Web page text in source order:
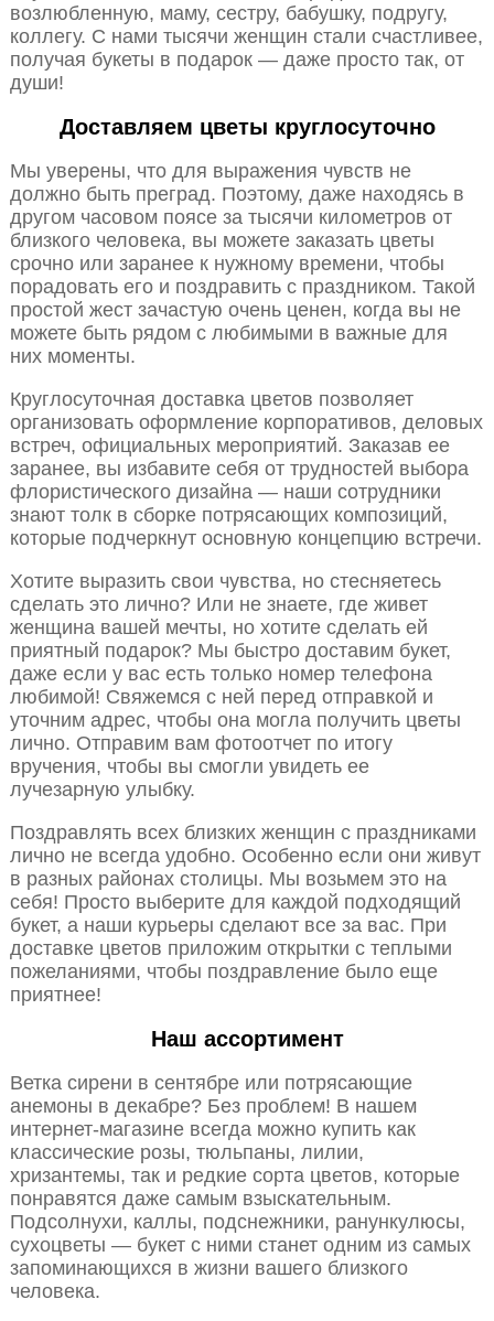
возлюбленную, маму, сестру, бабушку, подругу,
коллегу. С нами тысячи женщин стали счастливее,
получая букеты в подарок — даже просто так, от
души!
Доставляем цветы круглосуточно
Мы уверены, что для выражения чувств не
должно быть преград. Поэтому, даже находясь в
другом часовом поясе за тысячи километров от
близкого человека, вы можете заказать цветы
срочно или заранее к нужному времени, чтобы
порадовать его и поздравить с праздником. Такой
простой жест зачастую очень ценен, когда вы не
можете быть рядом с любимыми в важные для
них моменты.
Круглосуточная доставка цветов позволяет
организовать оформление корпоративов, деловых
встреч, официальных мероприятий. Заказав ее
заранее, вы избавите себя от трудностей выбора
флористического дизайна — наши сотрудники
знают толк в сборке потрясающих композиций,
которые подчеркнут основную концепцию встречи.
Хотите выразить свои чувства, но стесняетесь
сделать это лично? Или не знаете, где живет
женщина вашей мечты, но хотите сделать ей
приятный подарок? Мы быстро доставим букет,
даже если у вас есть только номер телефона
любимой! Свяжемся с ней перед отправкой и
уточним адрес, чтобы она могла получить цветы
лично. Отправим вам фотоотчет по итогу
вручения, чтобы вы смогли увидеть ее
лучезарную улыбку.
Поздравлять всех близких женщин с праздниками
лично не всегда удобно. Особенно если они живут
в разных районах столицы. Мы возьмем это на
себя! Просто выберите для каждой подходящий
букет, а наши курьеры сделают все за вас. При
доставке цветов приложим открытки с теплыми
пожеланиями, чтобы поздравление было еще
приятнее!
Наш ассортимент
Ветка сирени в сентябре или потрясающие
анемоны в декабре? Без проблем! В нашем
интернет-магазине всегда можно купить как
классические розы, тюльпаны, лилии,
хризантемы, так и редкие сорта цветов, которые
понравятся даже самым взыскательным.
Подсолнухи, каллы, подснежники, ранункулюсы,
сухоцветы — букет с ними станет одним из самых
запоминающихся в жизни вашего близкого
человека.